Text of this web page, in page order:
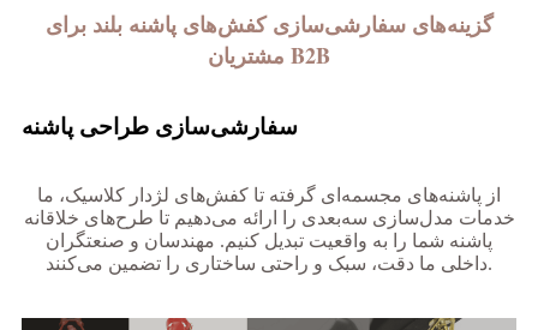
گزینه‌های سفارشی‌سازی کفش‌های پاشنه بلند برای
مشتریان B2B
سفارشی‌سازی طراحی پاشنه
از پاشنه‌های مجسمه‌ای گرفته تا کفش‌های لژدار کلاسیک، ما
خدمات مدل‌سازی سه‌بعدی را ارائه می‌دهیم تا طرح‌های خلاقانه
پاشنه شما را به واقعیت تبدیل کنیم. مهندسان و صنعتگران
داخلی ما دقت، سبک و راحتی ساختاری را تضمین می‌کنند.